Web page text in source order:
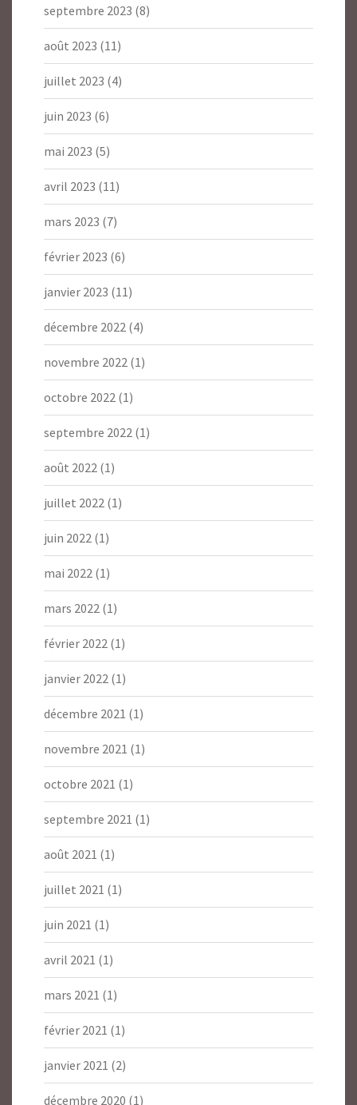
septembre 2023 (8)
août 2023 (11)
juillet 2023 (4)
juin 2023 (6)
mai 2023 (5)
avril 2023 (11)
mars 2023 (7)
février 2023 (6)
janvier 2023 (11)
décembre 2022 (4)
novembre 2022 (1)
octobre 2022 (1)
septembre 2022 (1)
août 2022 (1)
juillet 2022 (1)
juin 2022 (1)
mai 2022 (1)
mars 2022 (1)
février 2022 (1)
janvier 2022 (1)
décembre 2021 (1)
novembre 2021 (1)
octobre 2021 (1)
septembre 2021 (1)
août 2021 (1)
juillet 2021 (1)
juin 2021 (1)
avril 2021 (1)
mars 2021 (1)
février 2021 (1)
janvier 2021 (2)
décembre 2020 (1)